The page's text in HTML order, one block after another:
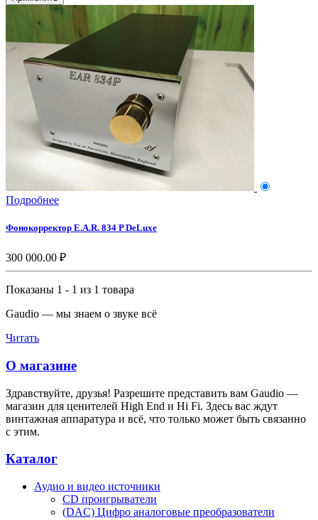
Подробнее
Фонокорректор E.A.R. 834 P DeLuxe
300 000.00 ₽
Показаны 1 - 1 из 1 товара
Gaudio — мы знаем о звуке всё
Читать
О магазине
Здравствуйте, друзья! Разрешите представить вам Gaudio —
магазин для ценителей High End и Hi Fi. Здесь вас ждут
винтажная аппаратура и всё, что только может быть связанно
с этим.
Каталог
Аудио и видео источники
CD проигрыватели
(DAC) Цифро аналоговые преобразователи